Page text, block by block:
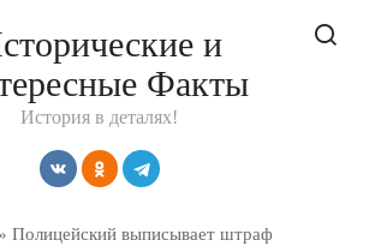
и
Факты
История в деталях!
» Полицейский выписывает штраф